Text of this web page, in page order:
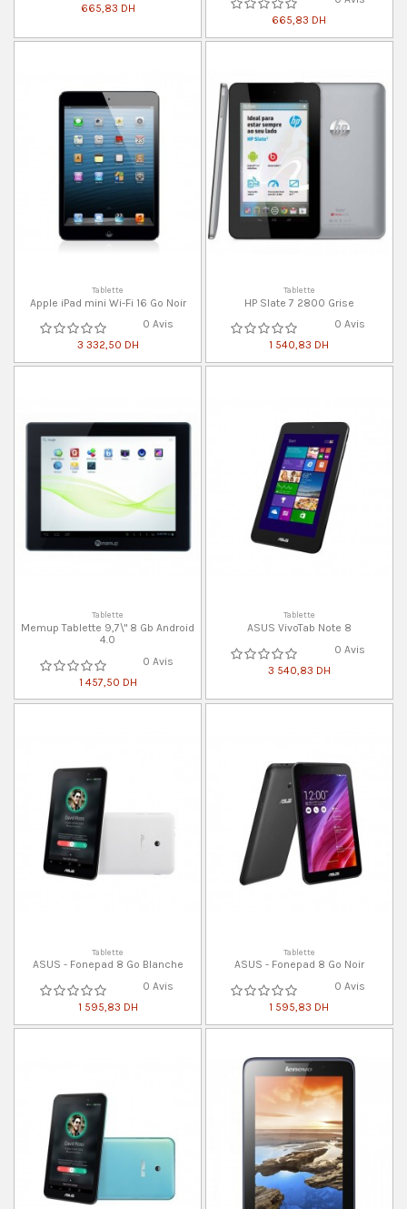
665,83 DH
665,83 DH
Tablette
Apple iPad mini Wi-Fi 16 Go Noir
0 Avis
3 332,50 DH
Tablette
HP Slate 7 2800 Grise
0 Avis
1 540,83 DH
Tablette
Memup Tablette 9,7\" 8 Gb Android
4.0
0 Avis
1 457,50 DH
Tablette
ASUS VivoTab Note 8
0 Avis
3 540,83 DH
Tablette
ASUS - Fonepad 8 Go Blanche
0 Avis
1 595,83 DH
Tablette
ASUS - Fonepad 8 Go Noir
0 Avis
1 595,83 DH